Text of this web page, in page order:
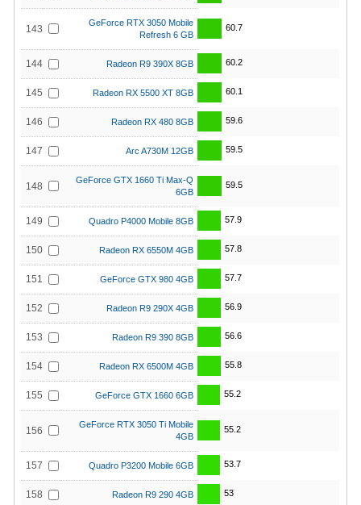
143
GeForce RTX 3050 Mobile
Refresh 6 GB
60.7
144 Radeon R9 390X 8GB 60.2
145 Radeon RX 5500 XT 8GB 60.1
146 Radeon RX 480 8GB 59.6
147 Arc A730M 12GB 59.5
148
GeForce GTX 1660 Ti Max-Q
6GB
59.5
149 Quadro P4000 Mobile 8GB 57.9
150 Radeon RX 6550M 4GB 57.8
151 GeForce GTX 980 4GB 57.7
152 Radeon R9 290X 4GB 56.9
153 Radeon R9 390 8GB 56.6
154 Radeon RX 6500M 4GB 55.8
155 GeForce GTX 1660 6GB 55.2
156
GeForce RTX 3050 Ti Mobile
4GB
55.2
157 Quadro P3200 Mobile 6GB 53.7
158 Radeon R9 290 4GB 53